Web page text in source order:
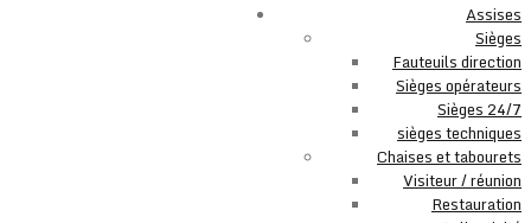
Assises
Sièges
Fauteuils direction
Sièges opérateurs
Sièges 24/7
sièges techniques
Chaises et tabourets
Visiteur / réunion
Restauration